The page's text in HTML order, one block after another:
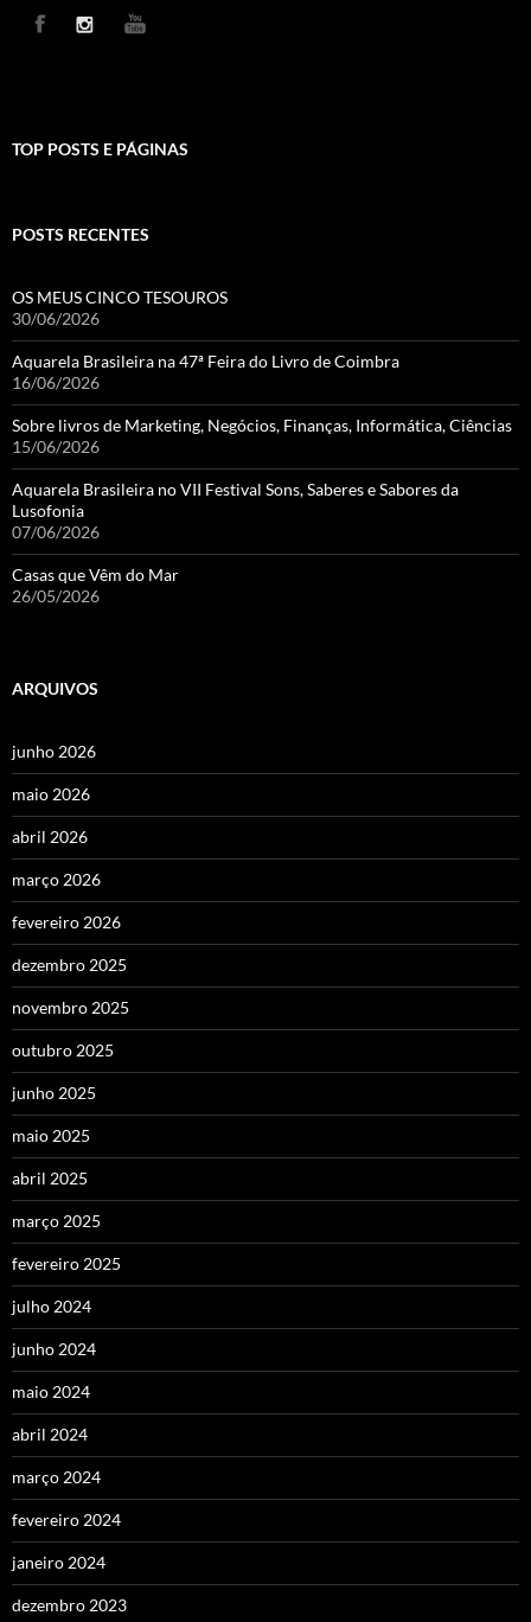
TOP POSTS E PÁGINAS
POSTS RECENTES
OS MEUS CINCO TESOUROS
30/06/2026
Aquarela Brasileira na 47ª Feira do Livro de Coimbra
16/06/2026
Sobre livros de Marketing, Negócios, Finanças, Informática, Ciências
15/06/2026
Aquarela Brasileira no VII Festival Sons, Saberes e Sabores da
Lusofonia
07/06/2026
Casas que Vêm do Mar
26/05/2026
ARQUIVOS
junho 2026
maio 2026
abril 2026
março 2026
fevereiro 2026
dezembro 2025
novembro 2025
outubro 2025
junho 2025
maio 2025
abril 2025
março 2025
fevereiro 2025
julho 2024
junho 2024
maio 2024
abril 2024
março 2024
fevereiro 2024
janeiro 2024
dezembro 2023